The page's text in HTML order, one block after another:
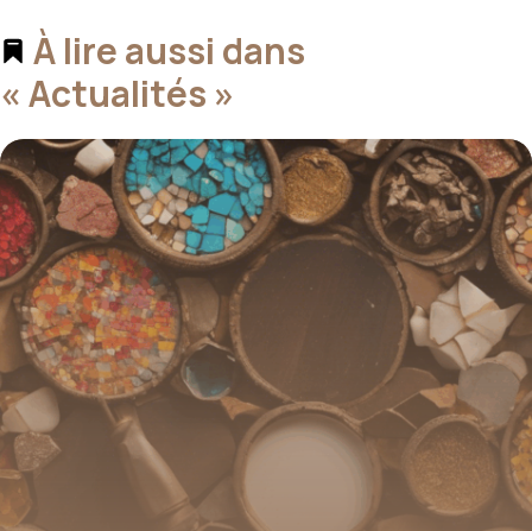
À lire aussi dans
« Actualités »